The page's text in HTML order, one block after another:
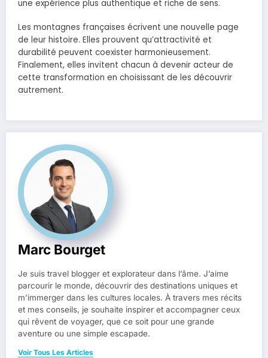
une expérience plus authentique et riche de sens.
Les montagnes françaises écrivent une nouvelle page
de leur histoire. Elles prouvent qu’attractivité et
durabilité peuvent coexister harmonieusement.
Finalement, elles invitent chacun à devenir acteur de
cette transformation en choisissant de les découvrir
autrement.
Marc Bourget
Je suis travel blogger et explorateur dans l’âme. J’aime
parcourir le monde, découvrir des destinations uniques et
m’immerger dans les cultures locales. À travers mes récits
et mes conseils, je souhaite inspirer et accompagner ceux
qui rêvent de voyager, que ce soit pour une grande
aventure ou une simple escapade.
Voir Tous Les Articles